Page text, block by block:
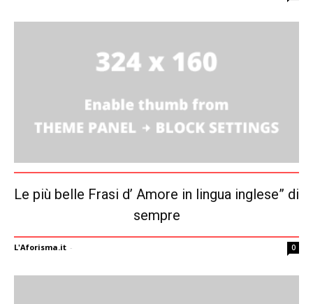
Le più belle Frasi d’ Amore in lingua inglese” di
sempre
L'Aforisma.it - 0